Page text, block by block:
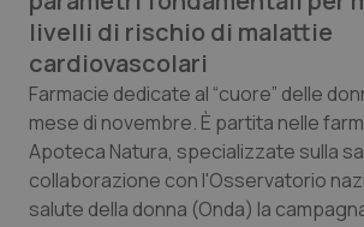
Professionisti Sanitari.AI
Abruzzo
Basilicata
QS Pro Gold
Artrite & artrosi
QS Club Newsletter
livelli di rischio di malattie
cardiovascolari
Farmacie dedicate al “cuore” delle
mese di novembre. È partita nelle
Apoteca Natura, specializzate sulla
collaborazione con l'Osservatorio
salute della donna (Onda) la